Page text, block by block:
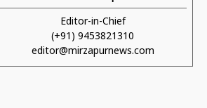
Editor-in-Chief
(+91) 9453821310
editor@mirzapurnews.com